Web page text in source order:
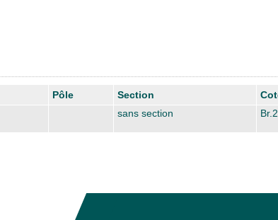
Pôle Section
sans section